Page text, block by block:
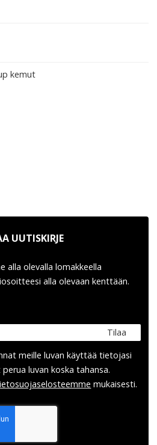
kemut
UUTISKIRJE
alla olevalla lomakkeella
alla olevaan kenttään.
Tilaa
meille luvan käyttää tietojasi
luvan koska tahansa.
mukaisesti.